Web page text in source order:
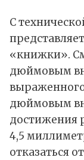
С
«книжки».
дюймовым
выраженного
дюймовым
достижения
4,5
отказаться